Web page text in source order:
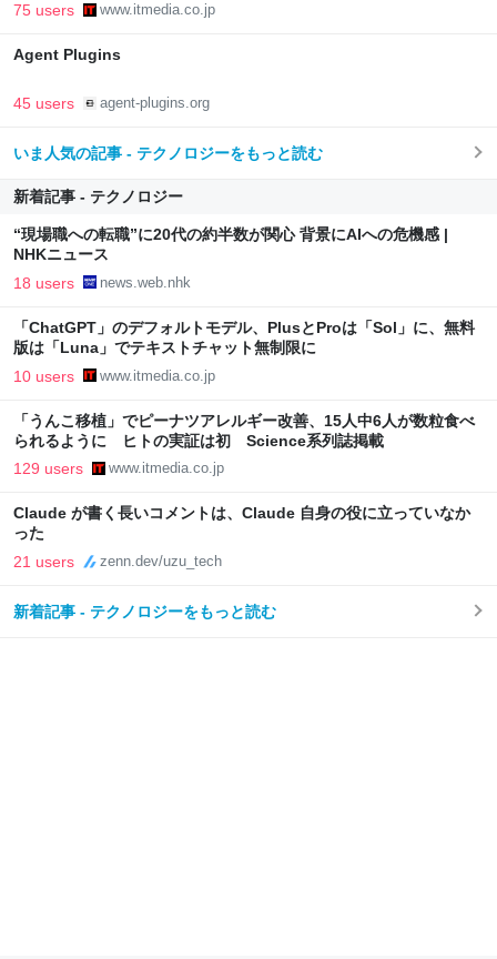
75 users www.itmedia.co.jp
Agent Plugins
45 users agent-plugins.org
いま人気の記事 - テクノロジーをもっと読む
新着記事 - テクノロジー
“現場職への転職”に20代の約半数が関心 背景にAIへの危機感 |
NHKニュース
18 users news.web.nhk
「ChatGPT」のデフォルトモデル、PlusとProは「Sol」に、無料
版は「Luna」でテキストチャット無制限に
10 users www.itmedia.co.jp
「うんこ移植」でピーナツアレルギー改善、15人中6人が数粒食べ
られるように ヒトの実証は初 Science系列誌掲載
129 users www.itmedia.co.jp
Claude が書く長いコメントは、Claude 自身の役に立っていなか
った
21 users zenn.dev/uzu_tech
新着記事 - テクノロジーをもっと読む